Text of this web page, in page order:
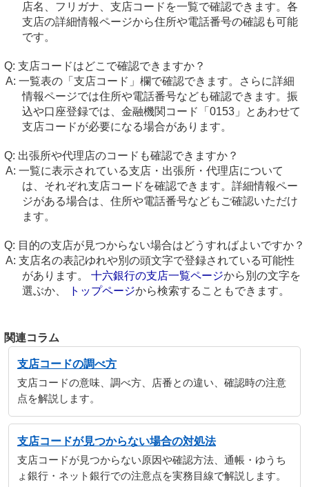
店名、フリガナ、支店コードを一覧で確認できます。各
支店の詳細情報ページから住所や電話番号の確認も可能
です。
支店コードはどこで確認できますか？
一覧表の「支店コード」欄で確認できます。さらに詳細
情報ページでは住所や電話番号なども確認できます。振
込や口座登録では、金融機関コード「0153」とあわせて
支店コードが必要になる場合があります。
出張所や代理店のコードも確認できますか？
一覧に表示されている支店・出張所・代理店について
は、それぞれ支店コードを確認できます。詳細情報ペー
ジがある場合は、住所や電話番号などもご確認いただけ
ます。
目的の支店が見つからない場合はどうすればよいですか？
支店名の表記ゆれや別の頭文字で登録されている可能性
があります。 十六銀行の支店一覧ページから別の文字を
選ぶか、
トップページから検索することもできます。
関連コラム
支店コードの調べ方
支店コードの意味、調べ方、店番との違い、確認時の注意
点を解説します。
支店コードが見つからない場合の対処法
支店コードが見つからない原因や確認方法、通帳・ゆうち
ょ銀行・ネット銀行での注意点を実務目線で解説します。